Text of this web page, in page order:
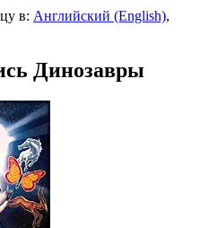
в: Английский (English),
Динозавры